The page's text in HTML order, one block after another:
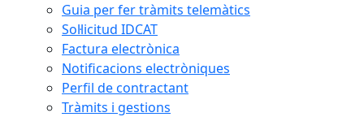
Guia per fer tràmits telemàtics
Sol·licitud IDCAT
Factura electrònica
Notificacions electròniques
Perfil de contractant
Tràmits i gestions